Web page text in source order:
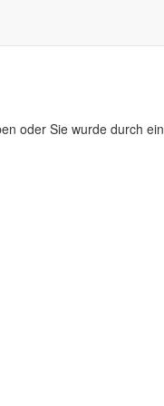
oder Sie wurde durch